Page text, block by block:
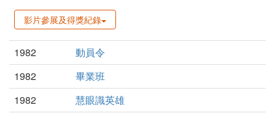
影片參展及得獎紀錄
1982
動員令
1982
畢業班
1982
慧眼識英雄